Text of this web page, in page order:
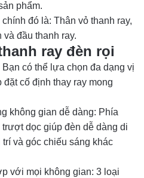
phẩm.
đó là: Thân vỏ thanh ray,
và đầu thanh ray.
ray đèn rọi
có thể lựa chọn đa dạng vị
cố định thay ray mong
không gian dễ dàng: Phía
dọc giúp đèn dễ dàng di
và góc chiếu sáng khác
với mọi không gian: 3 loại